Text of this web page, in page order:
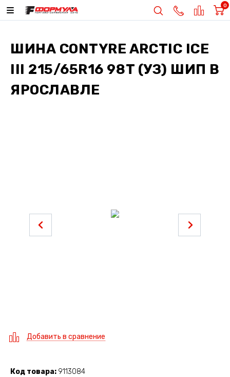
0
ШИНА CONTYRE ARCTIC ICE
III 215/65R16 98T (УЗ) ШИП В
ЯРОСЛАВЛЕ
Добавить в сравнение
Код товара 9113084